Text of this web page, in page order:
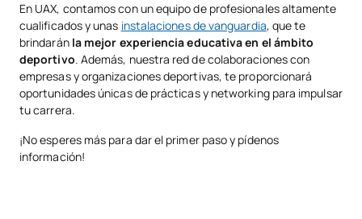
En UAX, contamos con un equipo de profesionales altamente
cualificados y unas instalaciones de vanguardia, que te
brindarán la mejor experiencia educativa en el ámbito
deportivo. Además, nuestra red de colaboraciones con
empresas y organizaciones deportivas, te proporcionará
oportunidades únicas de prácticas y networking para impulsar
tu carrera.
¡No esperes más para dar el primer paso y pídenos
información!